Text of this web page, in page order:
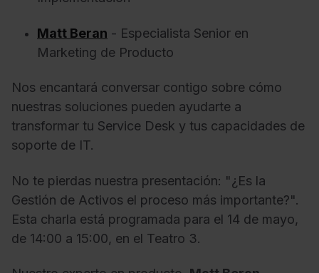
Matt Beran - Especialista Senior en
Marketing de Producto
Nos encantará conversar contigo sobre cómo
nuestras soluciones pueden ayudarte a
transformar tu Service Desk y tus capacidades de
soporte de IT.
No te pierdas nuestra presentación: "¿Es la
Gestión de Activos el proceso más importante?".
Esta charla está programada para el 14 de mayo,
de 14:00 a 15:00, en el Teatro 3.